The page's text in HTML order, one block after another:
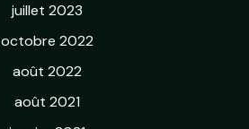
juillet 2023
octobre 2022
août 2022
août 2021